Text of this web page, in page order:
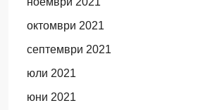
октомври 2021
септември 2021
юли 2021
юни 2021